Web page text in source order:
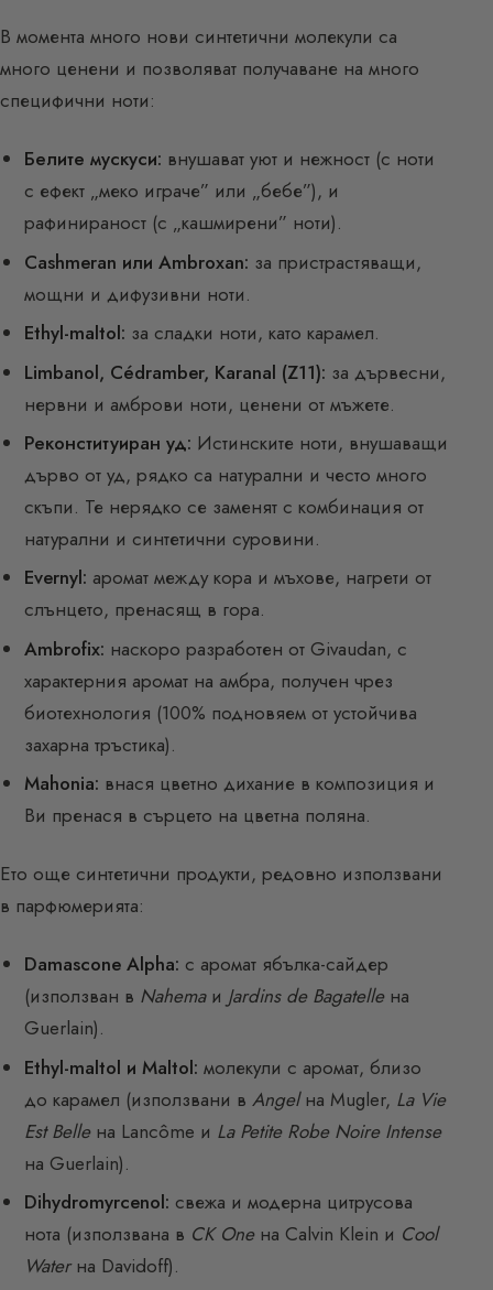
В момента много нови синтетични молекули са
много ценени и позволяват получаване на много
специфични ноти:
Белите мускуси: внушават уют и нежност (с ноти
с ефект „меко играче” или „бебе”), и
рафинираност (с „кашмирени” ноти).
Cashmeran или Ambroxan: за пристрастяващи,
мощни и дифузивни ноти.
Ethyl-maltol: за сладки ноти, като карамел.
Limbanol, Cédramber, Karanal (Z11): за дървесни,
нервни и амброви ноти, ценени от мъжете.
Реконституиран уд: Истинските ноти, внушаващи
дърво от уд, рядко са натурални и често много
скъпи. Те нерядко се заменят с комбинация от
натурални и синтетични суровини.
Evernyl: аромат между кора и мъхове, нагрети от
слънцето, пренасящ в гора.
Ambrofix: наскоро разработен от Givaudan, с
характерния аромат на амбра, получен чрез
биотехнология (100% подновяем от устойчива
захарна тръстика).
Mahonia: внася цветно дихание в композиция и
Ви пренася в сърцето на цветна поляна.
Ето още синтетични продукти, редовно използвани
в парфюмерията:
Damascone Alpha: с аромат ябълка-сайдер
(използван в Nahemaи Jardins de Bagatelleна
Guerlain).
Ethyl-maltol и Maltol: молекули с аромат, близо
до карамел (използвани вAngelна Mugler, La Vie
Est Belleна Lancôme и La Petite Robe Noire Intense
на Guerlain).
Dihydromyrcenol: свежа и модерна цитрусова
нота (използвана в CK Oneна Calvin Klein и Cool
Waterна Davidoff).